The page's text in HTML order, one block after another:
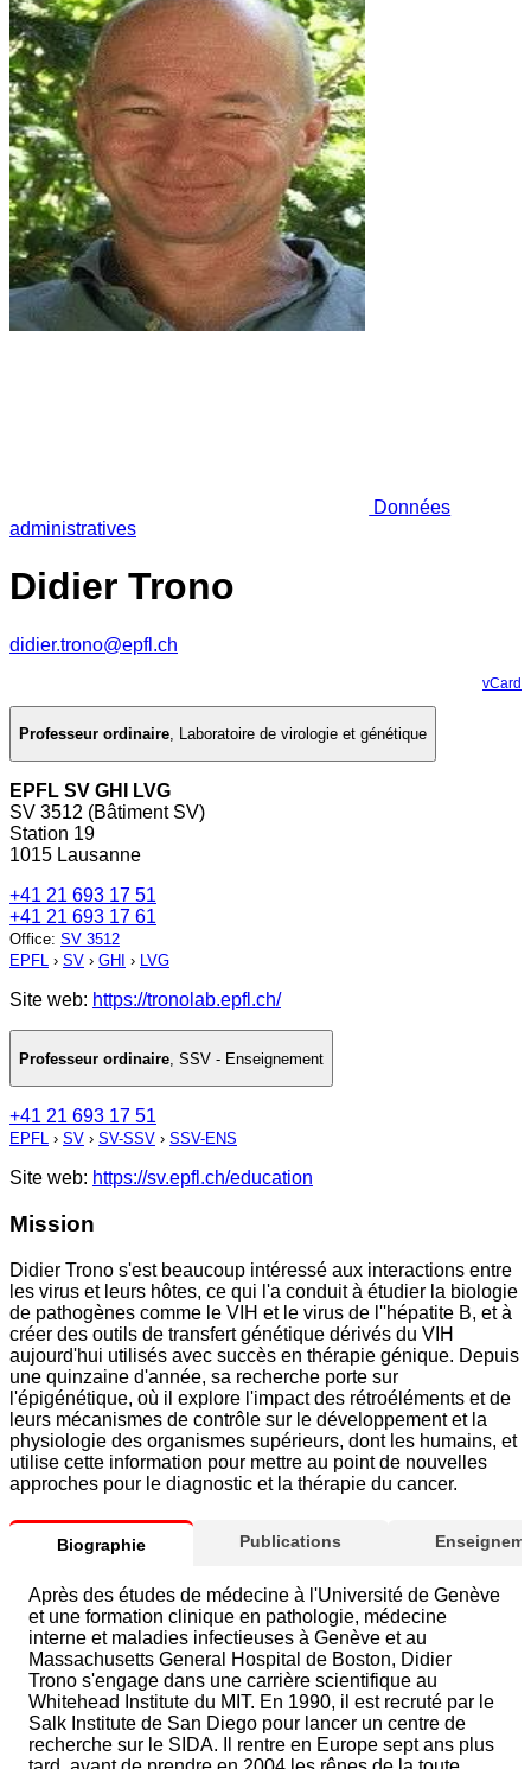
Données
administratives
Didier Trono
didier.trono@epfl.ch
vCard
Professeur ordinaire, Laboratoire de virologie et génétique
EPFL SV GHI LVG
SV 3512 (Bâtiment SV)
Station 19
1015 Lausanne
+41 21 693 17 51
+41 21 693 17 61
Office: SV 3512
EPFL › SV › GHI › LVG
Site web: https://tronolab.epfl.ch/
Professeur ordinaire SSV - Enseignement
+41 21 693 17 51
EPFL › SV › SV-SSV › SSV-ENS
Site web: https://sv.epfl.ch/education
Mission
Didier Trono s'est beaucoup intéressé aux interactions entre
les virus et leurs hôtes, ce qui l'a conduit à étudier la biologie
de pathogènes comme le VIH et le virus de l''hépatite B, et à
créer des outils de transfert génétique dérivés du VIH
aujourd'hui utilisés avec succès en thérapie génique. Depuis
une quinzaine d'année, sa recherche porte sur
l'épigénétique, où il explore l'impact des rétroéléments et de
leurs mécanismes de contrôle sur le développement et la
physiologie des organismes supérieurs, dont les humains, et
utilise cette information pour mettre au point de nouvelles
approches pour le diagnostic et la thérapie du cancer.
Biographie Publications
Après des études de médecine à l'Université de Genève
et une formation clinique en pathologie, médecine
interne et maladies infectieuses à Genève et au
Massachusetts General Hospital de Boston, Didier
Trono s'engage dans une carrière scientifique au
Whitehead Institute du MIT. En 1990, il est recruté par le
Salk Institute de San Diego pour lancer un centre de
recherche sur le SIDA. Il rentre en Europe sept ans plus